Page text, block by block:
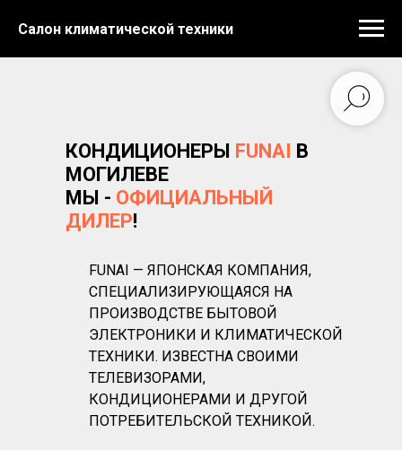
Салон климатической техники
КОНДИЦИОНЕРЫ FUNAI В
МОГИЛЕВЕ
FUNAI — ЯПОНСКАЯ КОМПАНИЯ,
СПЕЦИАЛИЗИРУЮЩАЯСЯ НА
ПРОИЗВОДСТВЕ БЫТОВОЙ
ЭЛЕКТРОНИКИ И КЛИМАТИЧЕСКОЙ
ТЕХНИКИ. ИЗВЕСТНА СВОИМИ
ТЕЛЕВИЗОРАМИ,
КОНДИЦИОНЕРАМИ И ДРУГОЙ
ПОТРЕБИТЕЛЬСКОЙ ТЕХНИКОЙ.
МЫ - ОФИЦИАЛЬНЫЙ
ДИЛЕР!